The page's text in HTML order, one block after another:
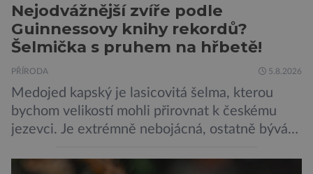
Nejodvážnější zvíře podle
Guinnessovy knihy rekordů?
Šelmička s pruhem na hřbetě!
PŘÍRODA 5.8.2026
Medojed kapský je lasicovitá šelma, kterou
bychom velikostí mohli přirovnat k českému
jezevci. Je extrémně nebojácná, ostatně bývá
této souvislosti je dokonce zapsána do